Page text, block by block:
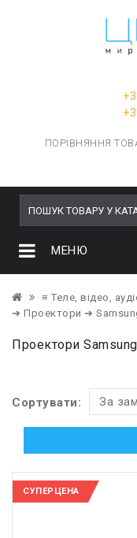
ПОРІВНЯННЯ
МЕНЮ
≡ Теле, відео,
➔ Проектори ➔
Проектори Samsung
Сортувати: За
СУПЕРЦЕНА